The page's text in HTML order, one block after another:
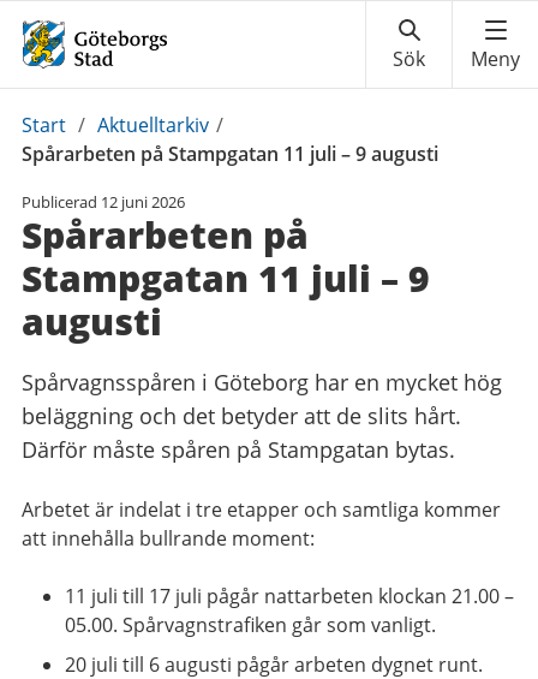
Du
är
Start / Aktuelltarkiv /
Spårarbeten på Stampgatan 11 juli – 9 augusti
Publicerad 12 juni 2026
Spårarbeten på
Stampgatan 11 juli – 9
augusti
Spårvagnsspåren i Göteborg har en mycket hög
beläggning och det betyder att de slits hårt.
Därför måste spåren på Stampgatan bytas.
Arbetet är indelat i tre etapper och samtliga kommer
att innehålla bullrande moment:
11 juli till 17 juli pågår nattarbeten klockan 21.00 –
05.00. Spårvagnstrafiken går som vanligt.
20 juli till 6 augusti pågår arbeten dygnet runt.